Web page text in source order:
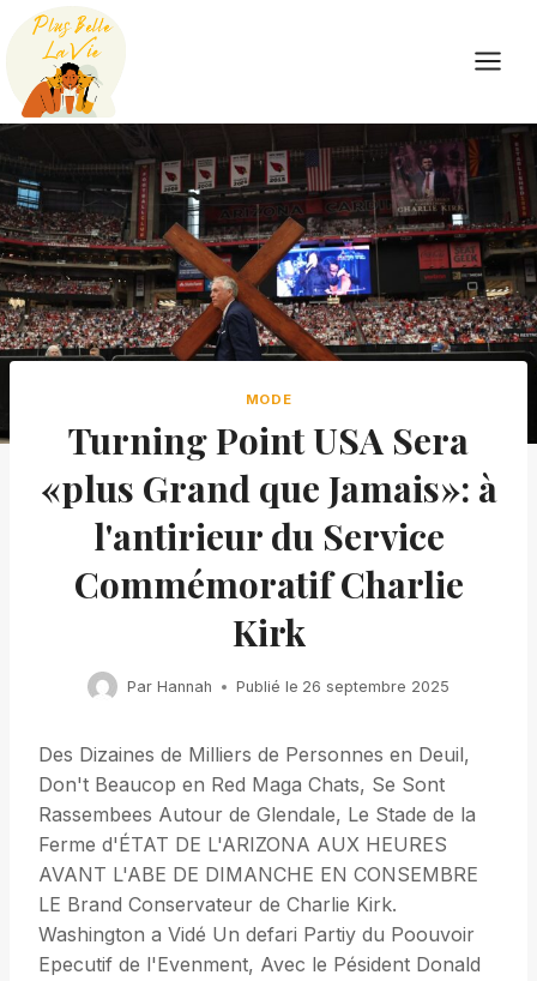
Skip
content
MODE
Turning Point USA Sera
«plus Grand que Jamais»: à
l'antirieur du Service
Commémoratif Charlie
Kirk
Par Hannah Publié le 26 septembre 2025
Des Dizaines de Milliers de Personnes en Deuil,
Don't Beaucop en Red Maga Chats, Se Sont
Rassembees Autour de Glendale, Le Stade de la
Ferme d'ÉTAT DE L'ARIZONA AUX HEURES
AVANT L'ABE DE DIMANCHE EN CONSEMBRE
LE Brand Conservateur de Charlie Kirk.
Washington a Vidé Un defari Partiy du Poouvoir
Epecutif de l'Evenment, Avec le Pésident Donald